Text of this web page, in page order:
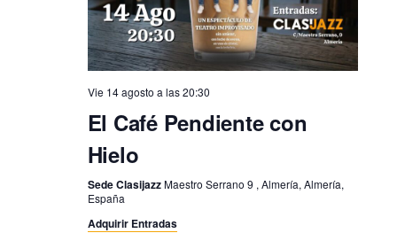
Vie 14 agosto a las 20:30
El Café Pendiente con
Hielo
Sede ClasijazzMaestro Serrano 9 , Almería, Almería,
España
Adquirir Entradas